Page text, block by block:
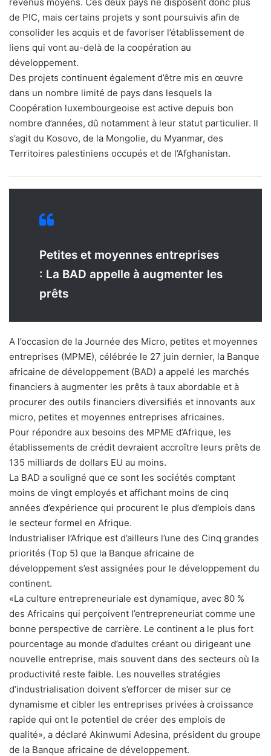
de PIC, mais certains projets y sont poursuivis afin de
consolider les acquis et de favoriser l’établissement de
liens qui vont au-delà de la coopération au
développement.
Des projets continuent également d’être mis en œuvre
dans un nombre limité de pays dans lesquels la
Coopération luxembourgeoise est active depuis bon
nombre d’années, dû notamment à leur statut particulier. Il
s’agit du Kosovo, de la Mongolie, du Myanmar, des
Territoires palestiniens occupés et de l’Afghanistan.
Petites et moyennes entreprises
: La BAD appelle à augmenter les
prêts
A l’occasion de la Journée des Micro, petites et moyennes
entreprises (MPME), célébrée le 27 juin dernier, la Banque
africaine de développement (BAD) a appelé les marchés
financiers à augmenter les prêts à taux abordable et à
procurer des outils financiers diversifiés et innovants aux
micro, petites et moyennes entreprises africaines.
Pour répondre aux besoins des MPME d’Afrique, les
établissements de crédit devraient accroître leurs prêts de
135 milliards de dollars EU au moins.
La BAD a souligné que ce sont les sociétés comptant
moins de vingt employés et affichant moins de cinq
années d’expérience qui procurent le plus d’emplois dans
le secteur formel en Afrique.
Industrialiser l’Afrique est d’ailleurs l’une des Cinq grandes
priorités (Top 5) que la Banque africaine de
développement s’est assignées pour le développement du
continent.
«La culture entrepreneuriale est dynamique, avec 80 %
des Africains qui perçoivent l’entrepreneuriat comme une
bonne perspective de carrière. Le continent a le plus fort
pourcentage au monde d’adultes créant ou dirigeant une
nouvelle entreprise, mais souvent dans des secteurs où la
productivité reste faible. Les nouvelles stratégies
d’industrialisation doivent s’efforcer de miser sur ce
dynamisme et cibler les entreprises privées à croissance
rapide qui ont le potentiel de créer des emplois de
qualité», a déclaré Akinwumi Adesina, président du groupe
de la Banque africaine de développement.